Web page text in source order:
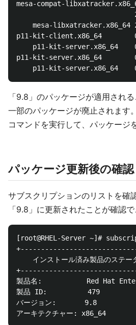
mesa-compat-
mesa-libxatracker.x86_64
p11-kit-client.x86_64
p11-kit-server.x86_64
p11-kit-server.x86_64
「9.8」のパッケージが適用され
一部のパッケージが廃止されます
コマンドを実行して、パッケージ
パッケージ更新後の確認
サブスクリプションのリストを確
「9.8」に更新されたことが確認で
[root@RHEL-Server ~]#
インストール済み製品のステー
製品名:           Red Hat
製品 ID:          479
バージョン:       9.8